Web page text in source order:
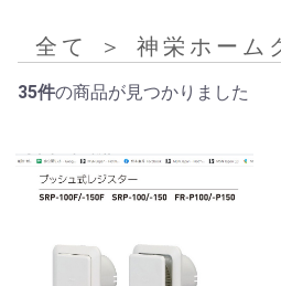
全て ＞ 神栄ホーム
35件の商品が見つかりました